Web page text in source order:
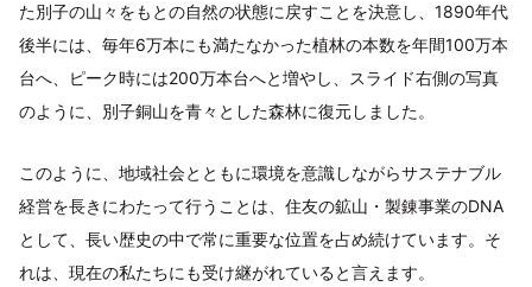
た別子の山々をもとの自然の状態に戻すことを決意し、1890年代
後半には、毎年6万本にも満たなかった植林の本数を年間100万本
台へ、ピーク時には200万本台へと増やし、スライド右側の写真
のように、別子銅山を青々とした森林に復元しました。
このように、地域社会とともに環境を意識しながらサステナブル
経営を長きにわたって行うことは、住友の鉱山・製錬事業のDNA
として、長い歴史の中で常に重要な位置を占め続けています。そ
れは、現在の私たちにも受け継がれていると言えます。